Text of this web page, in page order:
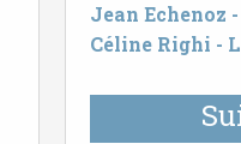
Jean Echenoz
Céline Righi -